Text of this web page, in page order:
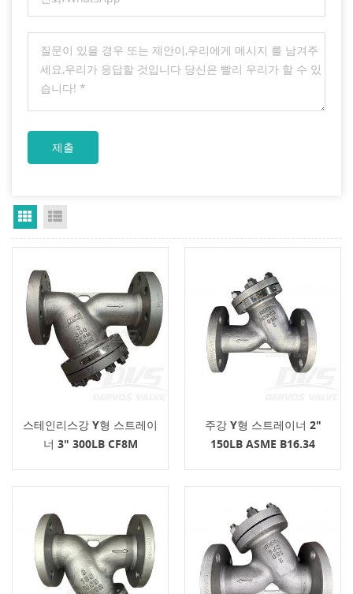
Grid View
스테인리스강 Y형 스트레이
너 3" 300LB CF8M
주강 Y형 스트레이너 2"
150LB ASME B16.34